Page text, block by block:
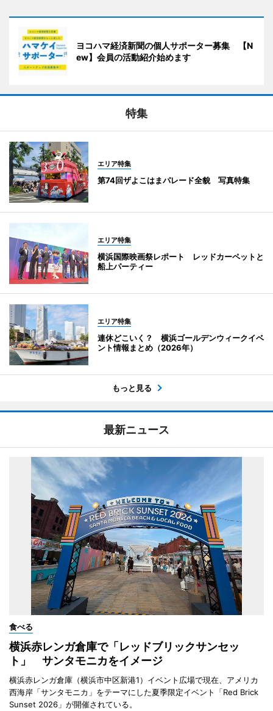
ヨコハマ経済新聞の個人サポーター募集 【N
ew】会員の活動紹介始めます
特集
エリア特集
第74回ザよこはまパレード全貌 写真特集
エリア特集
横浜国際映画祭レポート レッドカーペットと
船上パーティー
エリア特集
連休どこいく？ 横浜ゴールデンウィークイベ
ント情報まとめ（2026年）
もっと見る
最新ニュース
食べる
横浜赤レンガ倉庫で「レッドブリックサンセッ
ト」 サンタモニカをイメージ
横浜赤レンガ倉庫（横浜市中区新港1）イベント広場で現在、アメリカ
西海岸「サンタモニカ」をテーマにした夏季限定イベント「Red Brick
Sunset 2026」が開催されている。